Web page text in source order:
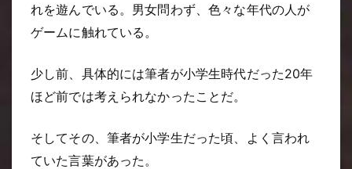
れを遊んでいる。男女問わず、色々な年代の人が
ゲームに触れている。
少し前、具体的には筆者が小学生時代だった20年
ほど前では考えられなかったことだ。
そしてその、筆者が小学生だった頃、よく言われ
ていた言葉があった。